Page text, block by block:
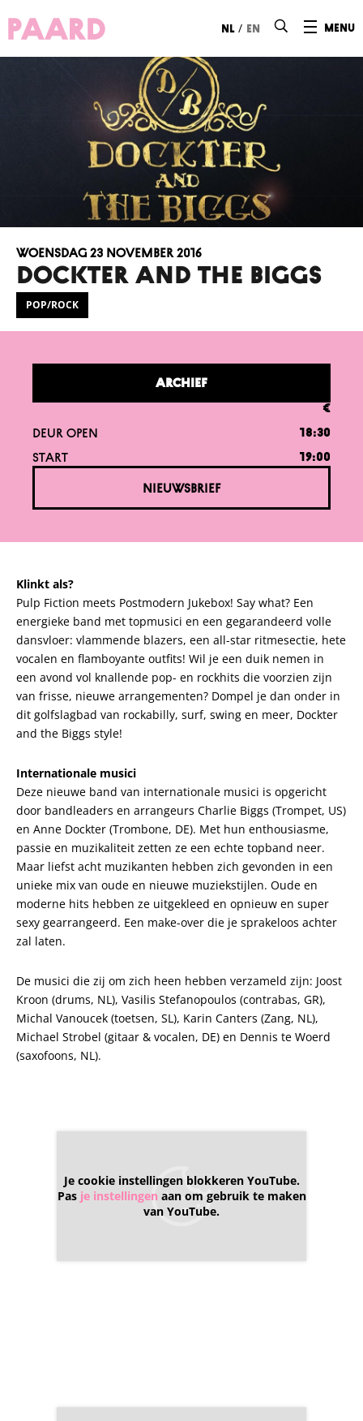
menu
nl / en
DOCKTER AND THE BIGGS
woensdag 23 november 2016
POP/ROCK
ARCHIEF
€
DEUR OPEN 18:30
START 19:00
NIEUWSBRIEF
Klinkt als?
Pulp Fiction meets Postmodern Jukebox! Say what? Een
energieke band met topmusici en een gegarandeerd volle
dansvloer: vlammende blazers, een all-star ritmesectie, hete
vocalen en flamboyante outfits! Wil je een duik nemen in
een avond vol knallende pop- en rockhits die voorzien zijn
van frisse, nieuwe arrangementen? Dompel je dan onder in
dit golfslagbad van rockabilly, surf, swing en meer, Dockter
and the Biggs style!
Internationale musici
Deze nieuwe band van internationale musici is opgericht
door bandleaders en arrangeurs Charlie Biggs (Trompet, US)
en Anne Dockter (Trombone, DE). Met hun enthousiasme,
passie en muzikaliteit zetten ze een echte topband neer.
Maar liefst acht muzikanten hebben zich gevonden in een
unieke mix van oude en nieuwe muziekstijlen. Oude en
moderne hits hebben ze uitgekleed en opnieuw en super
sexy gearrangeerd. Een make-over die je sprakeloos achter
zal laten.
De musici die zij om zich heen hebben verzameld zijn: Joost
Kroon (drums, NL), Vasilis Stefanopoulos (contrabas, GR),
Michal Vanoucek (toetsen, SL), Karin Canters (Zang, NL),
Michael Strobel (gitaar & vocalen, DE) en Dennis te Woerd
(saxofoons, NL).
Je cookie instellingen blokkeren YouTube.
Pas je instellingen aan om gebruik te maken
van YouTube.